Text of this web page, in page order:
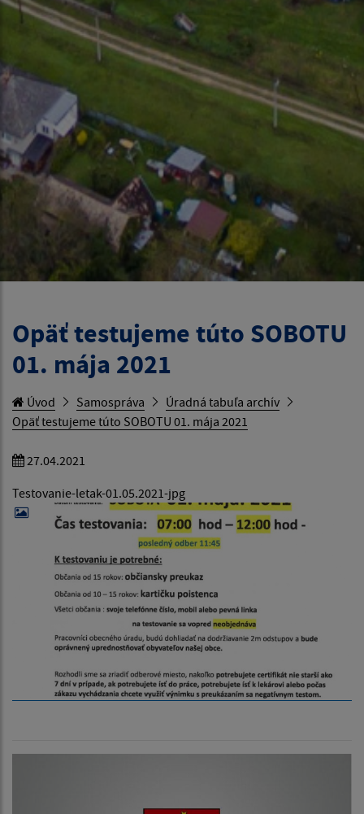
Opäť testujeme túto SOBOTU
01. mája 2021
Úvod Samospráva
Úradná tabuľa archív
Opäť testujeme túto SOBOTU 01. mája 2021
27.04.2021
Testovanie-letak-01.05.2021-jpg